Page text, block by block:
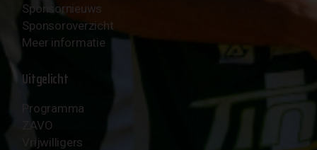
Sponsornieuws
Sponsoroverzicht
Meer informatie
Uitgelicht
Programma
ZAVO
Vrijwilligers